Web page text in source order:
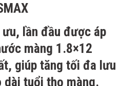
lần đầu được áp
màng 1.8×12
giúp tăng tối đa lưu
dài tuổi thọ màng.